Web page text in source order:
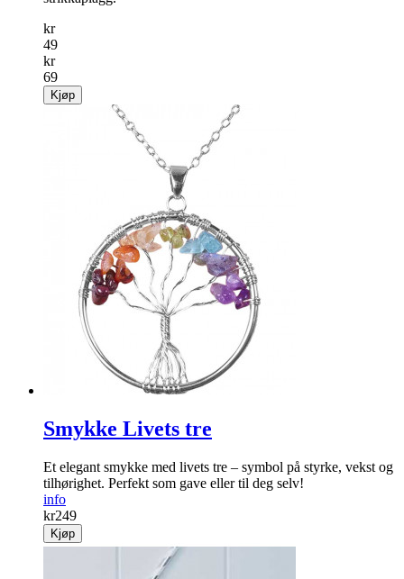
kr
49
kr
69
Kjøp
Smykke Livets tre
Et elegant smykke med livets tre – symbol på styrke, vekst og
tilhørighet. Perfekt som gave eller til deg selv!
info
kr249
Kjøp